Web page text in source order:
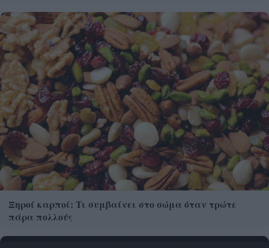
Ξηροί καρποί: Τι συμβαίνει στο σώμα όταν τρώτε
πάρα πολλούς